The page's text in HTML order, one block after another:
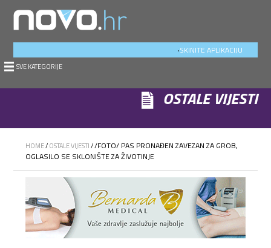
SKINITE APLIKACIJU
.
SVE KATEGORIJE
OSTALE VIJESTI
HOME/OSTALE VIJESTI//FOTO/ PAS PRONAĐEN ZAVEZAN ZA GROB,
OGLASILO SE SKLONIŠTE ZA ŽIVOTINJE